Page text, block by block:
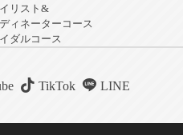
リスト&
ィネーターコース
ダルコース
TikTok LINE